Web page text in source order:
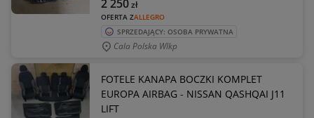
OFERTA ZALLEGRO
2 250zł
SPRZEDAJĄCY: OSOBA PRYWATNA
Cala Polska Wlkp
FOTELE KANAPA BOCZKI KOMPLET
EUROPA AIRBAG - NISSAN QASHQAI J11
LIFT